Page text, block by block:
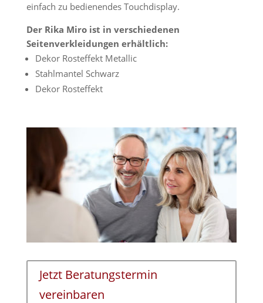
einfach zu bedienendes Touchdisplay.
Der Rika Miro ist in verschiedenen
Seitenverkleidungen erhältlich:
Dekor Rosteffekt Metallic
Stahlmantel Schwarz
Dekor Rosteffekt
Jetzt Beratungstermin
vereinbaren